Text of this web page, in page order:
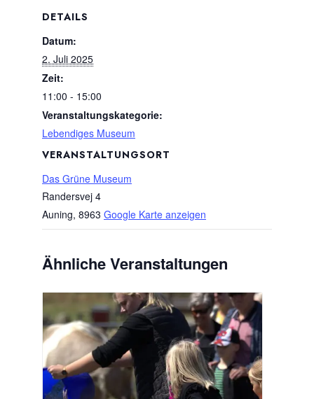
DETAILS
Datum:
2. Juli 2025
Zeit:
11:00 - 15:00
Veranstaltungskategorie:
Lebendiges Museum
VERANSTALTUNGSORT
Das Grüne Museum
Randersvej 4
Auning, 8963 Google Karte anzeigen
Ähnliche Veranstaltungen